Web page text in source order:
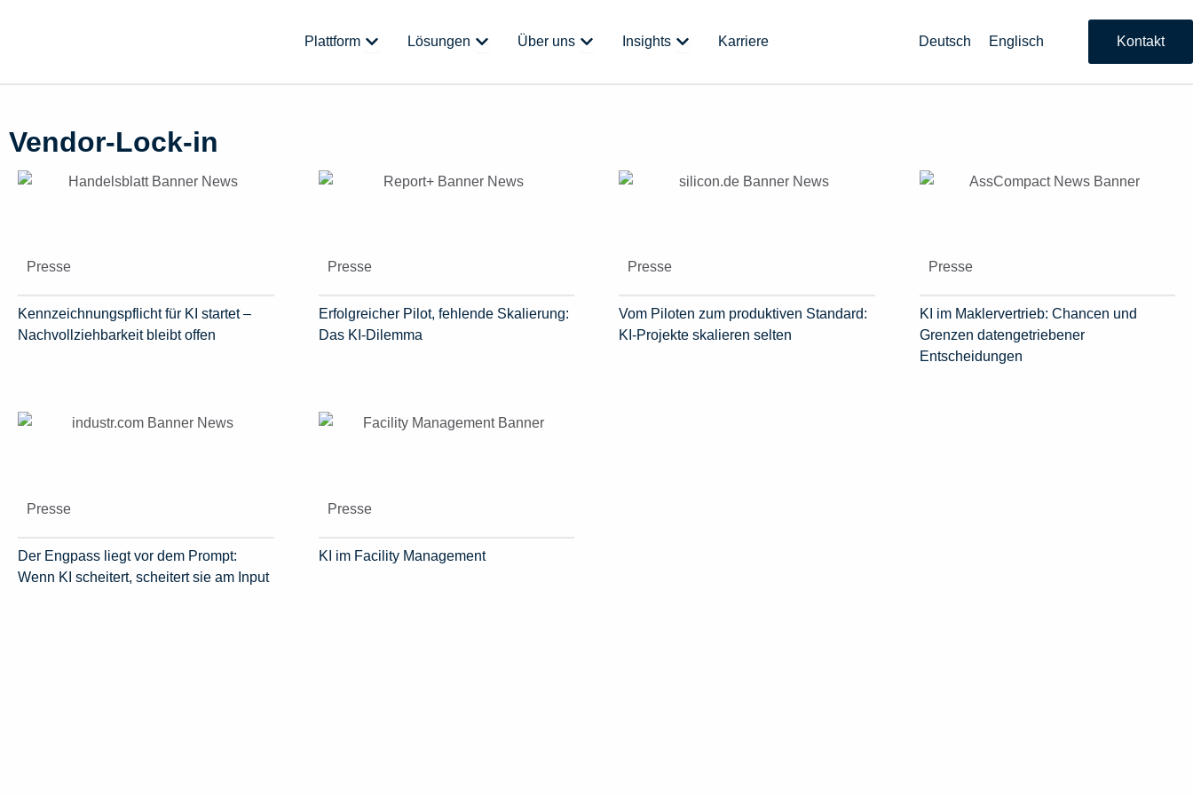
Plattform Öffne Plattform
Lösungen Öffne Lösungen
Über uns Öffne Über uns
Insights Öffne Insights
Karriere Deutsch Englisch Kontakt
Vendor-Lock-in
Presse
Kennzeichnungspflicht für KI startet –
Nachvollziehbarkeit bleibt offen
Presse
Erfolgreicher Pilot, fehlende Skalierung:
Das KI-Dilemma
Presse
Vom Piloten zum produktiven Standard:
KI-Projekte skalieren selten
Presse
KI im Maklervertrieb: Chancen und
Grenzen datengetriebener
Entscheidungen
Presse
Der Engpass liegt vor dem Prompt:
Wenn KI scheitert, scheitert sie am Input
Presse
KI im Facility Management